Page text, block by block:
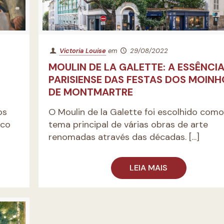
Victoria Louise em 29/08/2022
MOULIN DE LA GALETTE: A ESSÊNCIA
PARISIENSE DAS FESTAS DOS
DE MONTMARTRE
O Moulin de la Galette foi escolhido
tema principal de várias obras de arte
renomadas através das décadas.[…]
LEIA MAIS